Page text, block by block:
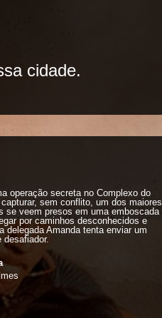
cidade.
operação secreta no Complexo do
sem conflito, um dos maiores
se veem presos em uma emboscada
por caminhos desconhecidos e
delegada Amanda tenta enviar um
desafiador.